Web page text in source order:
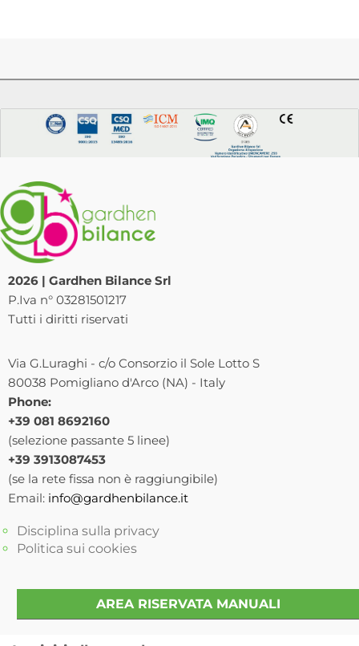
2026 | Gardhen Bilance Srl
P.Iva n° 03281501217
Tutti i diritti riservati
Via G.Luraghi - c/o Consorzio il Sole Lotto S
80038 Pomigliano d'Arco (NA) - Italy
Phone:
+39 081 8692160
(selezione passante 5 linee)
+39 3913087453
(se la rete fissa non è raggiungibile)
Email: info@gardhenbilance.it
Disciplina sulla privacy
Politica sui cookies
AREA RISERVATA MANUALI